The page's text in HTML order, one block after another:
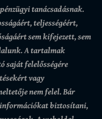
tanácsadásnak.
teljességéért,
sem kifejezett, sem
A tartalmak
saját felelősségére
vagy
nem felel. Bár
információkat biztosítani,